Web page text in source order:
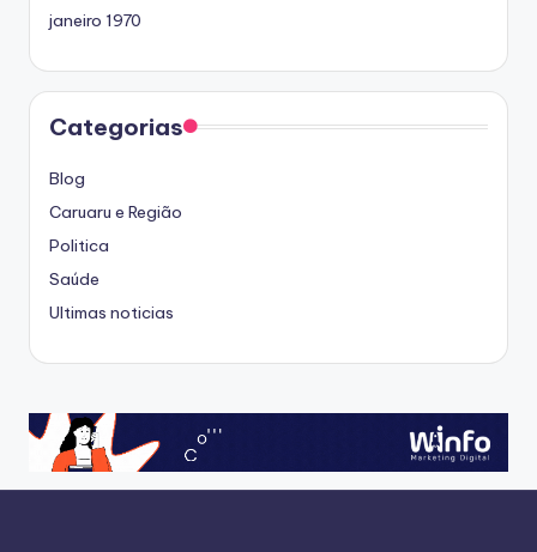
janeiro 1970
Categorias
Blog
Caruaru e Região
Politica
Saúde
Ultimas noticias